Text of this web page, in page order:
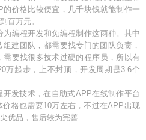
价格比较便宜，几千块钱就能制作一
百万元。
编程开发和免编程制作这两种。其中
建团队，都需要找专门的团队负责，
要找很多技术过硬的程序员，所以有
万起步，上不封顶，开发周期是3-6个
发技术，在自助式APP在线制作平台
格也需要10万左右，不过在APP出现
优品，售后较为完善